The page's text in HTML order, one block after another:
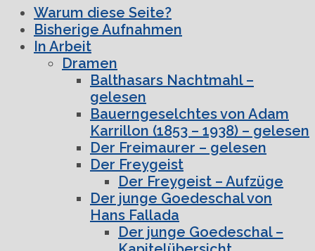
Warum diese Seite?
Bisherige Aufnahmen
In Arbeit
Dramen
Balthasars Nachtmahl –
gelesen
Bauerngeselchtes von Adam
Karrillon (1853 – 1938) – gelesen
Der Freimaurer – gelesen
Der Freygeist
Der Freygeist – Aufzüge
Der junge Goedeschal von
Hans Fallada
Der junge Goedeschal –